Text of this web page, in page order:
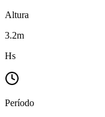
Altura
3.2m
Hs
Período